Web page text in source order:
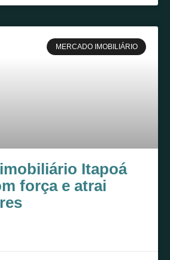
MERCADO IMOBILIÁRIO
Itapoá
força e atrai